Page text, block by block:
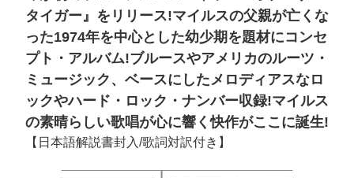
タイガー』をリリース!マイルスの父親が亡くな
った1974年を中心とした幼少期を題材にコンセ
プト・アルバム!ブルースやアメリカのルーツ・
ミュージック、ベースにしたメロディアスなロ
ックやハード・ロック・ナンバー収録!マイルス
の素晴らしい歌唱が心に響く快作がここに誕生!
【日本語解説書封入/歌詞対訳付き】